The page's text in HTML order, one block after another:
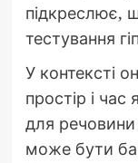
підкреслює,
тестування
У контексті
простір і
для
може бути